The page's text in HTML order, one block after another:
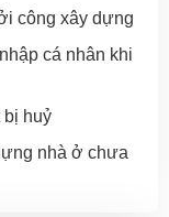
công xây dựng
cá nhân khi
bị huỷ
nhà ở chưa